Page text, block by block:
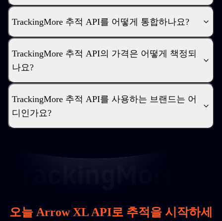
TrackingMore 추적 API를 어떻게 통합하나요?
TrackingMore 추적 API의 가격은 어떻게 책정되
나요?
TrackingMore 추적 API를 사용하는 브랜드는 어
디인가요?
오늘 Arrow XL API로 추적을 시작하세